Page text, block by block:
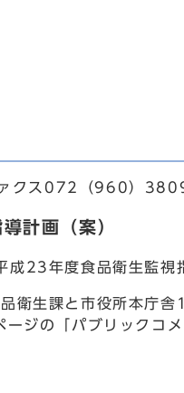
クス072（960）
計画（案）
23年度食品衛生監視
生課と市役所本庁舎
ジの「パブリックコ